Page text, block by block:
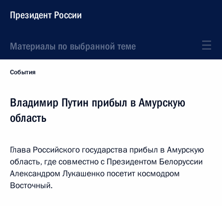
Президент России
Материалы по выбранной теме
События
Владимир Путин прибыл в Амурскую
область
Глава Российского государства прибыл в Амурскую
область, где совместно с Президентом Белоруссии
Александром Лукашенко посетит космодром
Восточный.